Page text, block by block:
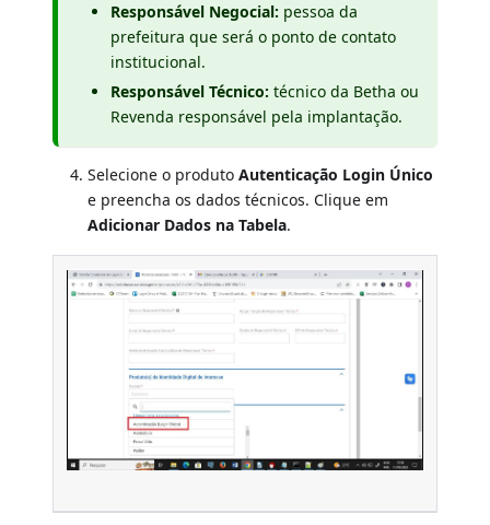
Responsável Negocial: pessoa da
prefeitura que será o ponto de contato
institucional.
Responsável Técnico: técnico da Betha ou
Revenda responsável pela implantação.
Selecione o produto Autenticação Login Único
e preencha os dados técnicos. Clique em
Adicionar Dados na Tabela.